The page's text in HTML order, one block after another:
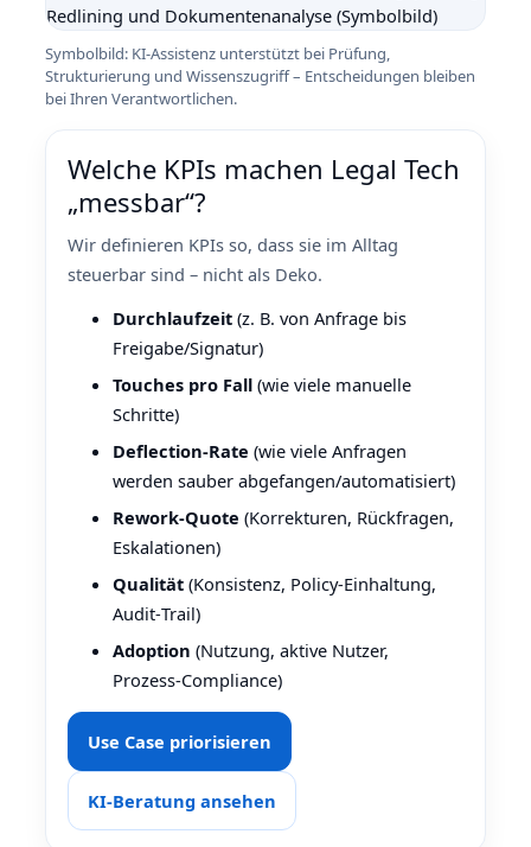
Symbolbild: KI‑Assistenz unterstützt bei Prüfung,
Strukturierung und Wissenszugriff – Entscheidungen bleiben
bei Ihren Verantwortlichen.
Welche KPIs machen Legal Tech
„messbar“?
Wir definieren KPIs so, dass sie im Alltag
steuerbar sind – nicht als Deko.
Durchlaufzeit (z. B. von Anfrage bis
Freigabe/Signatur)
Touches pro Fall (wie viele manuelle
Schritte)
Deflection‑Rate (wie viele Anfragen
werden sauber abgefangen/automatisiert)
Rework‑Quote (Korrekturen, Rückfragen,
Eskalationen)
Qualität (Konsistenz, Policy‑Einhaltung,
Audit‑Trail)
Adoption (Nutzung, aktive Nutzer,
Prozess‑Compliance)
Use Case priorisieren
KI‑Beratung ansehen